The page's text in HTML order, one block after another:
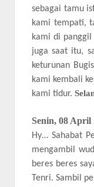
sebagai tamu
kami tempati,
kami di panggil
juga saat itu,
keturunan
kami kembali
kami tidur.
Senin, 08 April
Hy… Sahabat
mengambil
beres beres
Tenri. Sambil